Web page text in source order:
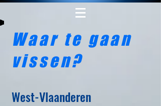
Waar te gaan
vissen?
West-Vlaanderen